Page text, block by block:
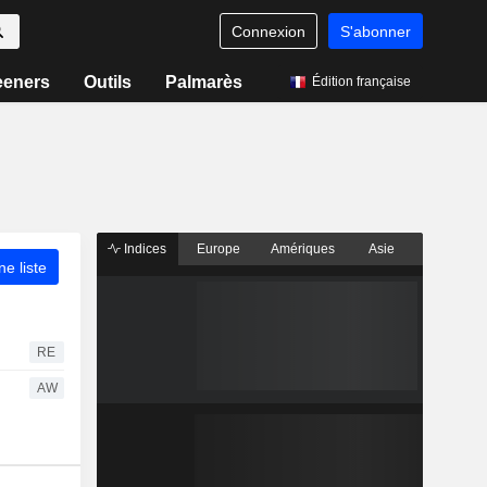
Connexion S'abonner
Outils Palmarès Édition française
liste
RE
AW
Indices Europe Amériques Asie